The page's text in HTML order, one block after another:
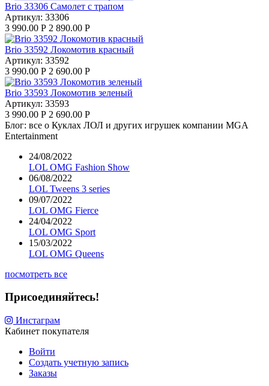
Brio 33306 Самолет с трапом
Артикул: 33306
3 990.00 Р 2 890.00 Р
Brio 33592 Локомотив красный
Артикул: 33592
3 990.00 Р 2 690.00 Р
Brio 33593 Локомотив зеленый
Артикул: 33593
3 990.00 Р 2 690.00 Р
Блог: все о Куклах ЛОЛ и других игрушек компании MGA
Entertainment
24/08/2022
LOL OMG Fashion Show
06/08/2022
LOL Tweens 3 series
09/07/2022
LOL OMG Fierce
24/04/2022
LOL OMG Sport
15/03/2022
LOL OMG Queens
посмотреть все
Присоединяйтесь!
Инстаграм
Кабинет покупателя
Войти
Создать учетную запись
Заказы